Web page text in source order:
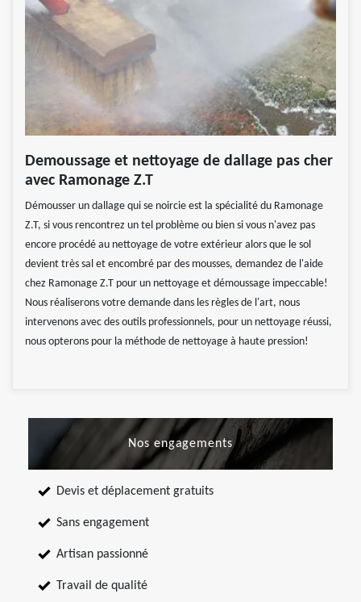
Demoussage et nettoyage de dallage pas cher
avec Ramonage Z.T
Démousser un dallage qui se noircie est la spécialité du Ramonage
Z.T, si vous rencontrez un tel problème ou bien si vous n'avez pas
encore procédé au nettoyage de votre extérieur alors que le sol
devient très sal et encombré par des mousses, demandez de l'aide
chez Ramonage Z.T pour un nettoyage et démoussage impeccable!
Nous réaliserons votre demande dans les règles de l'art, nous
intervenons avec des outils professionnels, pour un nettoyage réussi,
nous opterons pour la méthode de nettoyage à haute pression!
Nos engagements
Devis et déplacement gratuits
Sans engagement
Artisan passionné
Travail de qualité